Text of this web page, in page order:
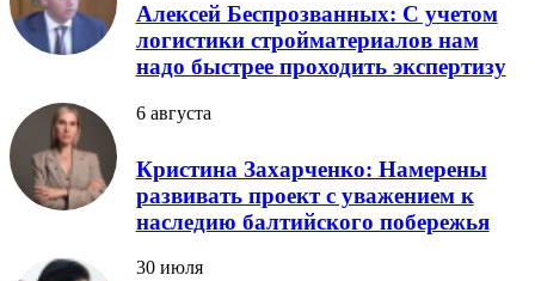
Алексей Беспрозванных: С учетом
логистики стройматериалов нам
надо быстрее проходить экспертизу
6 августа
Кристина Захарченко: Намерены
развивать проект с уважением к
наследию балтийского побережья
30 июля